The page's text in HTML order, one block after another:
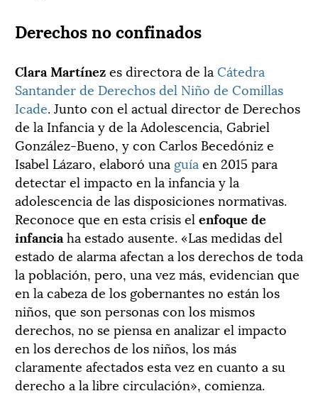
Derechos no confinados
Clara Martínezes directora de la Cátedra
Santander de Derechos del Niño de Comillas
Icade. Junto con el actual director de Derechos
de la Infancia y de la Adolescencia, Gabriel
González-Bueno, y con Carlos Becedóniz e
Isabel Lázaro, elaboró una guía en 2015 para
detectar el impacto en la infancia y la
adolescencia de las disposiciones normativas.
Reconoce que en esta crisis el enfoque de
infancia ha estado ausente. «Las medidas del
estado de alarma afectan a los derechos de toda
la población, pero, una vez más, evidencian que
en la cabeza de los gobernantes no están los
niños, que son personas con los mismos
derechos, no se piensa en analizar el impacto
en los derechos de los niños, los más
claramente afectados esta vez en cuanto a su
derecho a la libre circulación», comienza.